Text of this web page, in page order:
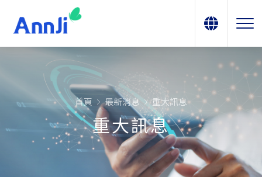
首頁 最新消息 重大訊息
重大訊息